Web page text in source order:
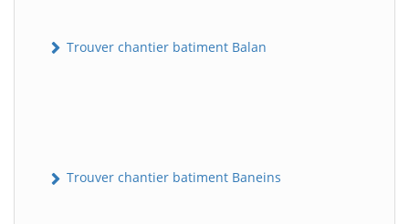
Trouver chantier batiment Balan
Trouver chantier batiment Baneins